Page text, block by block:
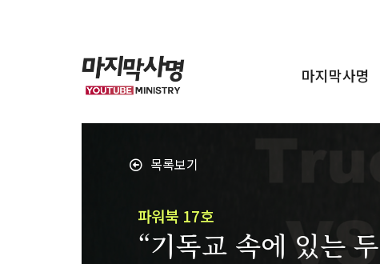
마지막사명
목록보기
파워북 17호
“기독교 속에 있는